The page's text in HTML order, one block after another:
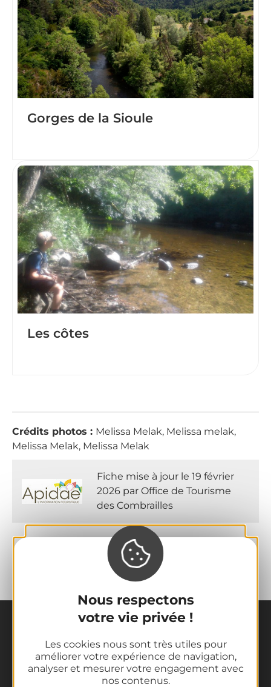
Nous respectons
votre vie privée !
Les cookies nous sont très utiles pour
améliorer votre expérience de navigation,
analyser et mesurer votre engagement avec
nos contenus.
Gorges de la Sioule
Les côtes
Crédits photos : Melissa Melak, Melissa melak,
Melissa Melak, Melissa Melak
Fiche mise à jour le 19 février
2026 par Office de Tourisme
des Combrailles